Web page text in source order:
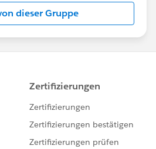
dieser Gruppe